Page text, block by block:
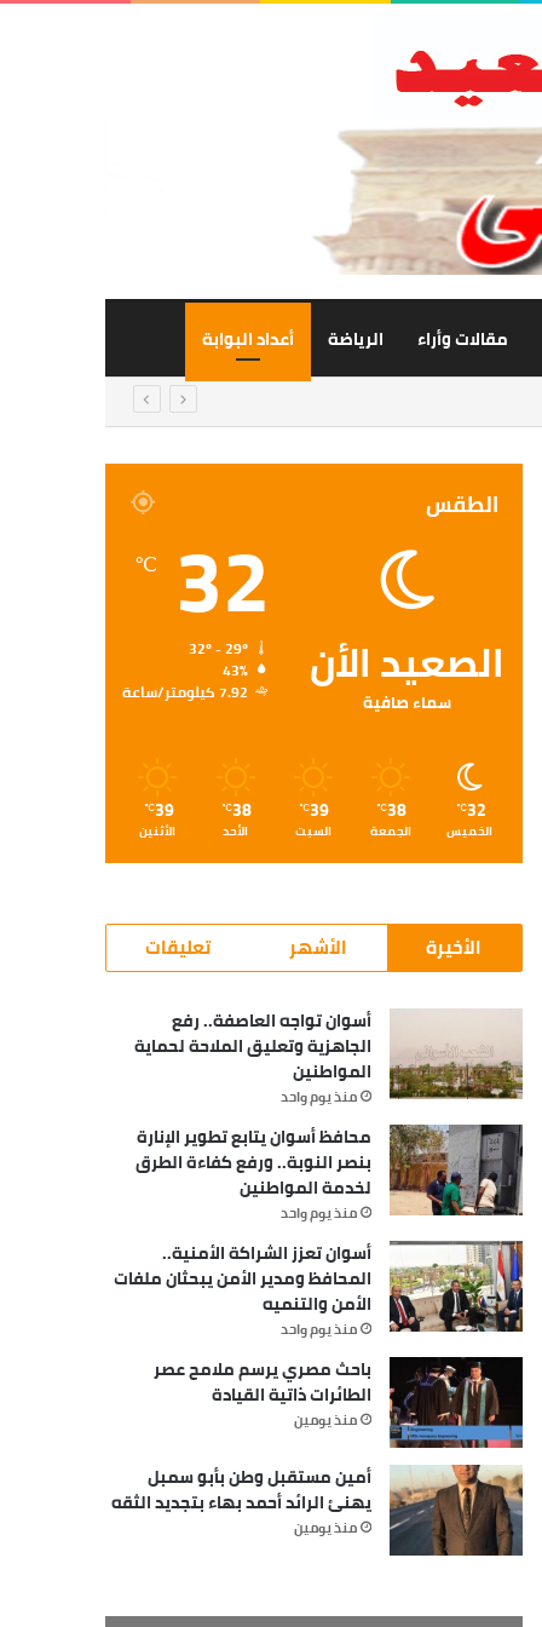
مقالات وأراء الرياضة أعداد البوابة
الطقس
الصعيد الأن
سماء صافية
32
℃
43%
7.92 كيلومتر/ساعة
32
℃
الخميس
38
℃
الجمعة
39
℃
السبت
38
℃
الأحد
39
℃
الأثنين
الأخيرة الأشهر تعليقات
أسوان تواجه العاصفة.. رفع
الجاهزية وتعليق الملاحة لحماية
المواطنين
منذ يوم واحد
محافظ أسوان يتابع تطوير الإنارة
بنصر النوبة.. ورفع كفاءة الطرق
لخدمة المواطنين
منذ يوم واحد
أسوان تعزز الشراكة الأمنية..
المحافظ ومدير الأمن يبحثان ملفات
الأمن والتنميه
منذ يوم واحد
باحث مصري يرسم ملامح عصر
الطائرات ذاتية القيادة
منذ يومين
أمين مستقبل وطن بأبو سمبل
يهنئ الرائد أحمد بهاء بتجديد الثقه
منذ يومين